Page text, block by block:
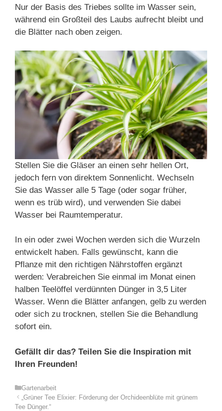
Nur der Basis des Triebes sollte im Wasser sein,
während ein Großteil des Laubs aufrecht bleibt und
die Blätter nach oben zeigen.
Stellen Sie die Gläser an einen sehr hellen Ort,
jedoch fern von direktem Sonnenlicht. Wechseln
Sie das Wasser alle 5 Tage (oder sogar früher,
wenn es trüb wird), und verwenden Sie dabei
Wasser bei Raumtemperatur.
In ein oder zwei Wochen werden sich die Wurzeln
entwickelt haben. Falls gewünscht, kann die
Pflanze mit den richtigen Nährstoffen ergänzt
werden: Verabreichen Sie einmal im Monat einen
halben Teelöffel verdünnten Dünger in 3,5 Liter
Wasser. Wenn die Blätter anfangen, gelb zu werden
oder sich zu trocknen, stellen Sie die Behandlung
sofort ein.
Gefällt dir das? Teilen Sie die Inspiration mit
Ihren Freunden!
Kategorien
Gartenarbeit
„Grüner Tee Elixier: Förderung der Orchideenblüte mit grünem
Tee Dünger.“